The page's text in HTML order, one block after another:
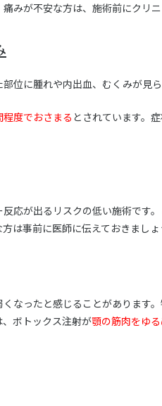
みが不安な方は、施術前にクリニ
位に腫れや内出血、むくみが見ら
程度でおさまる とされています。
応が出るリスクの低い施術です
は事前に医師に伝えておきましょ
なったと感じることがあります
ボトックス注射が顎の筋肉をゆる